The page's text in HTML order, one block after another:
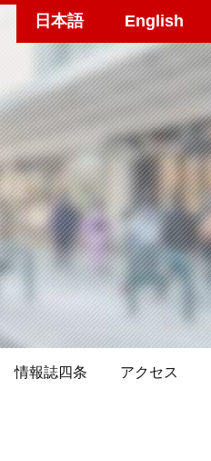
日本語 English
情報誌四条 アクセス